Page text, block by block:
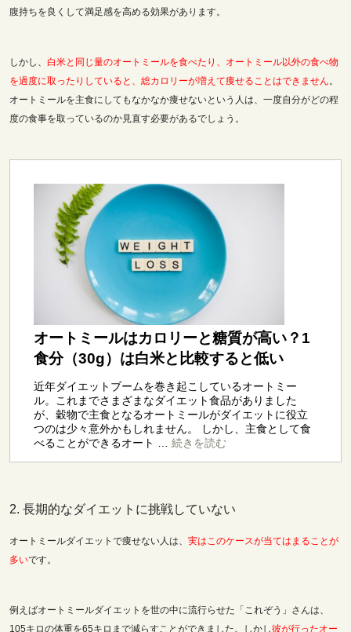
腹持ちを良くして満足感を高める効果があります。
しかし、 白米と同じ量のオートミールを食べたり、オートミール以外の食べ物
を過度に取ったりしていると、総カロリーが増えて痩せることはできません。
オートミールを主食にしてもなかなか痩せないという人は、一度自分がどの程
度の食事を取っているのか見直す必要があるでしょう。
2. 長期的なダイエットに挑戦していない
オートミールダイエットで痩せない人は、 実はこのケースが当てはまることが
多いです。
例えばオートミールダイエットを世の中に流行らせた「これぞう」さんは、
105キロの体重を65キロまで減らすことができました。しかし彼が行ったオー